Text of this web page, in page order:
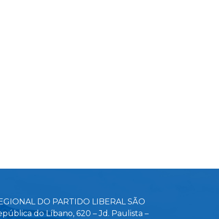
DO PARTIDO LIBERAL SÃO
do Líbano, 620 – Jd. Paulista –